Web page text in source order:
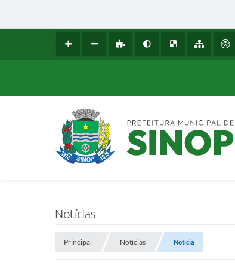
Notícias
Principal Notícias Notícia